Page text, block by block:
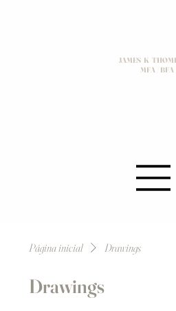
JAMES K
MFA / BFA
Página inicial Drawings
Drawings